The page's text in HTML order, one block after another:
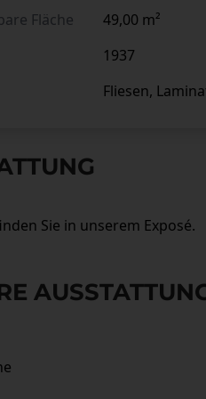
Fläche
49,00 m²
1937
Fliesen,
Sie in unserem Exposé.